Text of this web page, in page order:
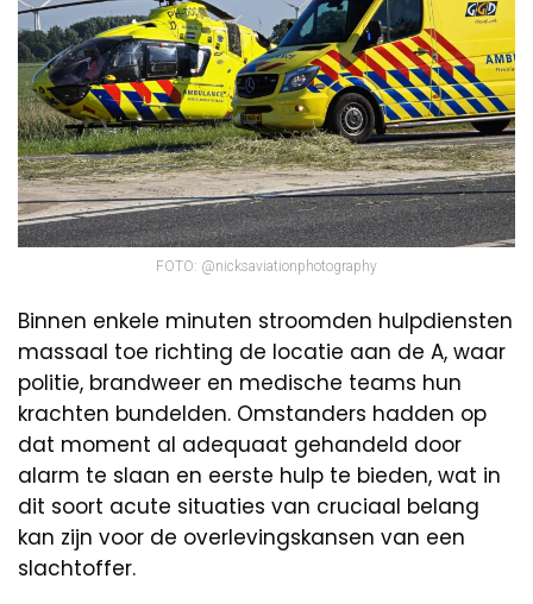
FOTO: @nicksaviationphotography
Binnen enkele minuten stroomden hulpdiensten
massaal toe richting de locatie aan de A, waar
politie, brandweer en medische teams hun
krachten bundelden. Omstanders hadden op
dat moment al adequaat gehandeld door
alarm te slaan en eerste hulp te bieden, wat in
dit soort acute situaties van cruciaal belang
kan zijn voor de overlevingskansen van een
slachtoffer.